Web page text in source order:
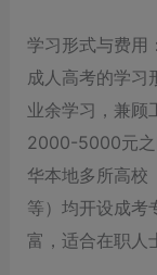
学习形式与费用
成人高考的学习
业余学习，兼顾
2000-5000元之
华本地多所高校
等）均开设成考
富，适合在职人